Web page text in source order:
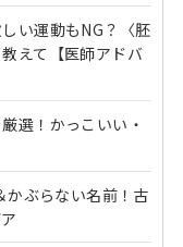
い運動もNG？〈胚
えて【医師アドバ
選！かっこいい・
かぶらない名前！古